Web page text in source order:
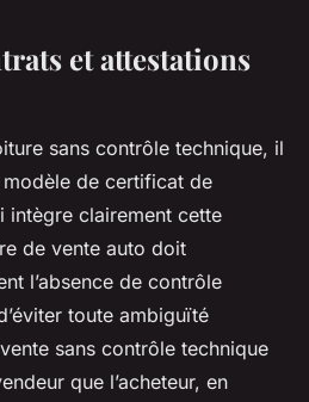
et attestations
sans contrôle technique, il
modèle de certificat de
intègre clairement cette
de vente auto doit
l’absence de contrôle
toute ambiguïté
sans contrôle technique
que l’acheteur, en